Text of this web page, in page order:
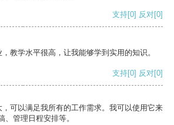
支持[0] 反对[0]
教学水平很高，让我能够学到实用的知识。
支持[0] 反对[0]
可以满足我所有的工作需求。我可以使用它来
、管理日程安排等。